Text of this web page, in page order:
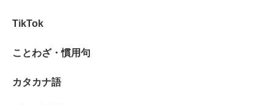
TikTok
ことわざ・慣用句
カタカナ語